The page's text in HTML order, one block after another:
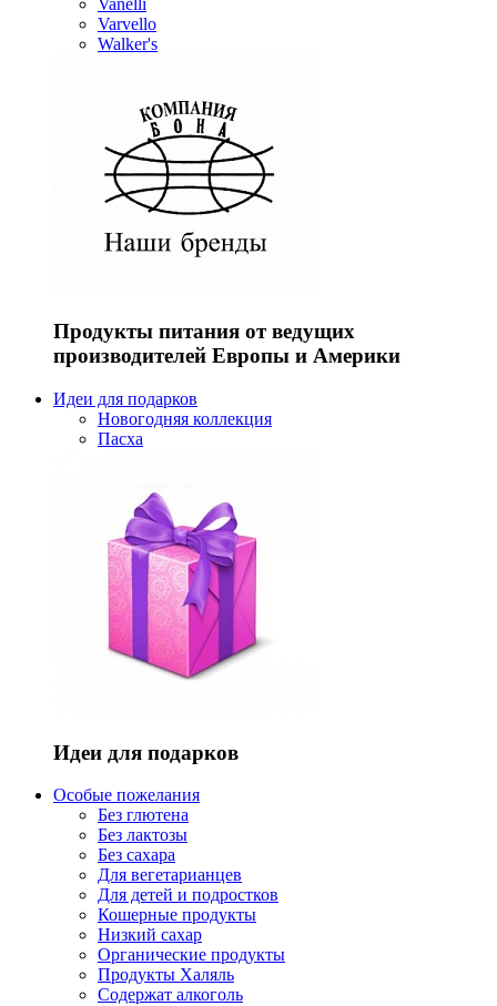
Vanelli
Varvello
Walker's
Продукты питания от ведущих
производителей Европы и Америки
Идеи для подарков
Новогодняя коллекция
Пасха
Идеи для подарков
Особые пожелания
Без глютена
Без лактозы
Без сахара
Для вегетарианцев
Для детей и подростков
Кошерные продукты
Низкий сахар
Органические продукты
Продукты Халяль
Содержат алкоголь